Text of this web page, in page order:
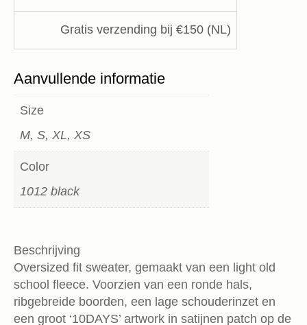
Gratis verzending bij €150 (NL)
Aanvullende informatie
Size
M, S, XL, XS
Color
1012 black
Beschrijving
Oversized fit sweater, gemaakt van een light old
school fleece. Voorzien van een ronde hals,
ribgebreide boorden, een lage schouderinzet en
een groot ‘10DAYS’ artwork in satijnen patch op de